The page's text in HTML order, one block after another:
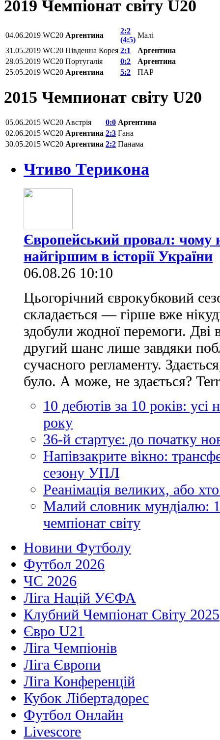
2019 Чемпіонат світу U20
04.06.2019 WC20 Аргентина
2:2
(4:5)
Малі
31.05.2019 WC20 Південна Корея 2:1
Аргентина
28.05.2019 WC20 Португалія 0:2
Аргентина
25.05.2019 WC20 Аргентина 5:2 ПАР
2015 Чемпионат світу U20
05.06.2015 WC20 Австрія 0:0 Аргентина
02.06.2015 WC20 Аргентина 2:3 Гана
30.05.2015 WC20 Аргентина 2:2 Панама
Чтиво Терикона
Європейський провал: чому
найгіршим в історії України
06.08.26 10:10
Цьогорічний єврокубковий
складається — гірше вже
здобули жодної перемоги.
другий шанс лише завдяки
сучасного регламенту.
було. А може, не здається?
10 дебютів за 10 років:
року
36-й стартує: до початку
Напівзакрите вікно:
сезону УПЛ
Реанімація великих, або
Малий словник мундіалю:
чемпіонат світу
Новини Футболу
Футбол 2026
ЧС 2026
Ліга Націй УЄФА
Клубний Чемпіонат Світу 2025
Євро U21
Ліга Чемпіонів
Ліга Європи
Ліга Конференцій
Кубок Лібертадорес
Футбол Онлайн
Livescore